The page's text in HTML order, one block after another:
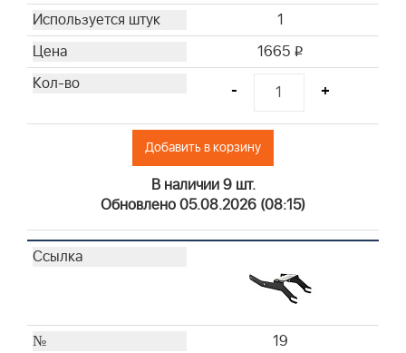
1
1665 i
- +
Добавить в корзину
В наличии 9 шт.
Обновлено 05.08.2026 (08:15)
19